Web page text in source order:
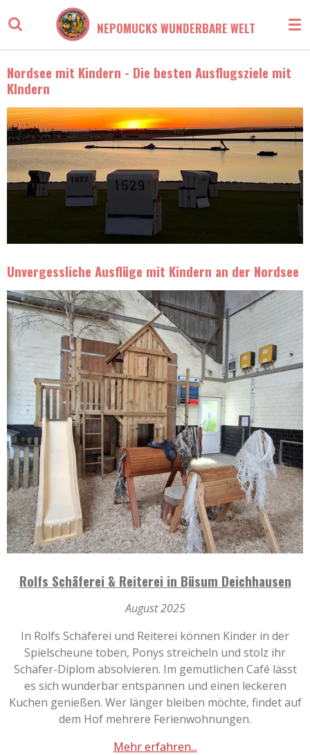
Hauptinhalt
NEPOMUCKS WUNDERBARE WELT
Nordsee mit Kindern - Die besten Ausflugsziele mit
KIndern
Unvergessliche Ausflüge mit Kindern an der Nordsee
Rolfs Schäferei & Reiterei in Büsum Deichhausen
August 2025
In Rolfs Schäferei und Reiterei können Kinder in der
Spielscheune toben, Ponys streicheln und stolz ihr
Schäfer-Diplom absolvieren. Im gemütlichen Café lässt
es sich wunderbar entspannen und einen leckeren
Kuchen genießen. Wer länger bleiben möchte, findet auf
dem Hof mehrere Ferienwohnungen.
Mehr erfahren...